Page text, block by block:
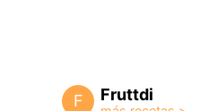
F Fruttdi